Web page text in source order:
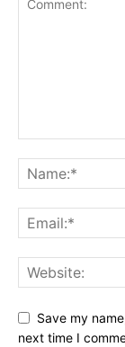
Save my
next time I